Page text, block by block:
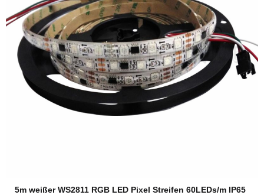
5m weißer WS2811 RGB LED Pixel Streifen 60LEDs/m IP65